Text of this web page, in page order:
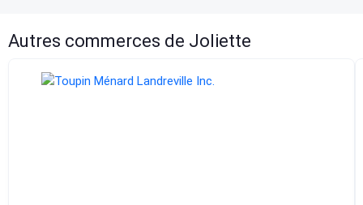
Autres commerces de Joliette